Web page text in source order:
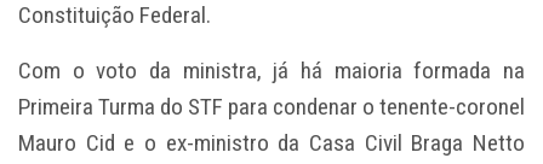
Constituição Federal.
Com o voto da ministra, já há maioria formada na
Primeira Turma do STF para condenar o tenente-coronel
Mauro Cid e o ex-ministro da Casa Civil Braga Netto